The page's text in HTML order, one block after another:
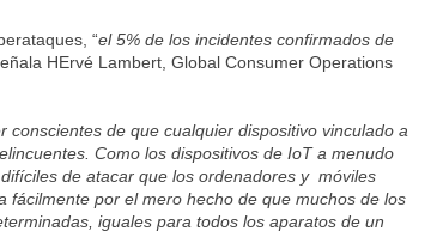
“el 5% de los incidentes confirmados de
HErvé Lambert, Global Consumer Operations
de que cualquier dispositivo vinculado a
Como los dispositivos de IoT a menudo
de atacar que los ordenadores y móviles
por el mero hecho de que muchos de los
iguales para todos los aparatos de un